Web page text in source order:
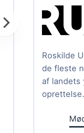
Roskilde
de fleste
af landets